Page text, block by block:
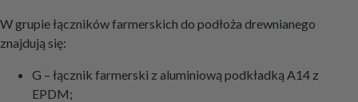
W grupie łączników farmerskich do podłoża drewnianego
znajdują się:
G – łącznik farmerski z aluminiową podkładką A14 z
EPDM;